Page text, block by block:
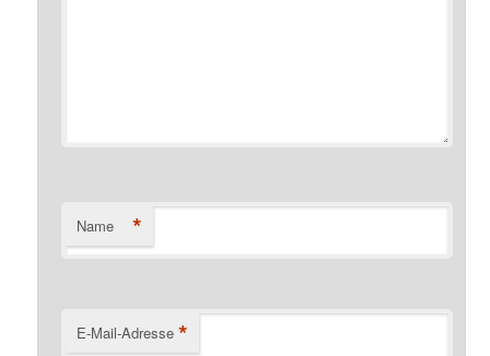
Name *
E-Mail-Adresse *